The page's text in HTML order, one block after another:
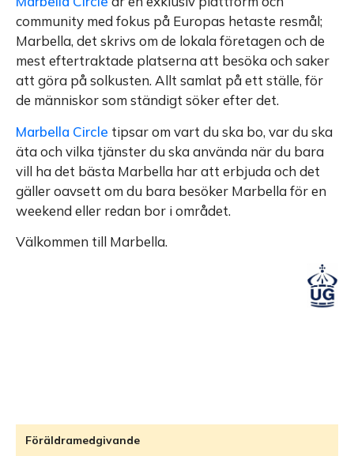
community med fokus på Europas hetaste resmål;
Marbella, det skrivs om de lokala företagen och de
mest eftertraktade platserna att besöka och saker
att göra på solkusten. Allt samlat på ett ställe, för
de människor som ständigt söker efter det.
Marbella Circle tipsar om vart du ska bo, var du ska
äta och vilka tjänster du ska använda när du bara
vill ha det bästa Marbella har att erbjuda och det
gäller oavsett om du bara besöker Marbella för en
weekend eller redan bor i området.
Välkommen till Marbella.
Föräldramedgivande